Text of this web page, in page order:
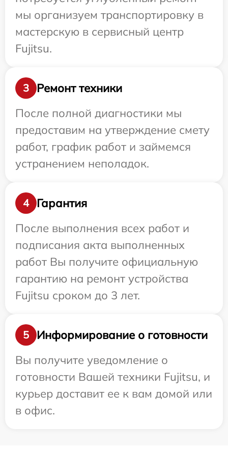
мы организуем транспортировку в
мастерскую в сервисный центр
Fujitsu.
3
Ремонт техники
После полной диагностики мы
предоставим на утверждение смету
работ, график работ и займемся
устранением неполадок.
4
Гарантия
После выполнения всех работ и
подписания акта выполненных
работ Вы получите официальную
гарантию на ремонт устройства
Fujitsu сроком до 3 лет.
5
Информирование о готовности
Вы получите уведомление о
готовности Вашей техники Fujitsu, и
курьер доставит ее к вам домой или
в офис.